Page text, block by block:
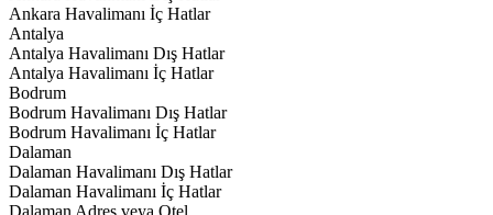
Ankara Havalimanı İç Hatlar
Antalya
Antalya Havalimanı Dış Hatlar
Antalya Havalimanı İç Hatlar
Bodrum
Bodrum Havalimanı Dış Hatlar
Bodrum Havalimanı İç Hatlar
Dalaman
Dalaman Havalimanı Dış Hatlar
Dalaman Havalimanı İç Hatlar
Dalaman Adres veya Otel